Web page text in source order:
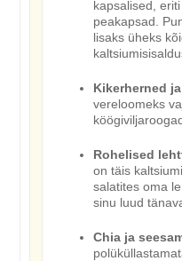
kapsalised,
peakapsad.
lisaks üheks
Kikerherned
vereloomeks
Rohelised
on täis
salatites oma
sinu luud
Chia ja